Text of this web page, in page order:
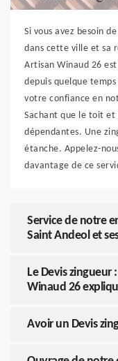
Si vous avez besoin
dans cette ville et sa
Artisan Winaud 26
depuis quelque
votre confiance en
Sachant que le toit et
dépendantes. Une
étanche. Appelez-
davantage de ce
Service de notre
Saint Andeol et
Le Devis
Winaud 26
Avoir un Devis